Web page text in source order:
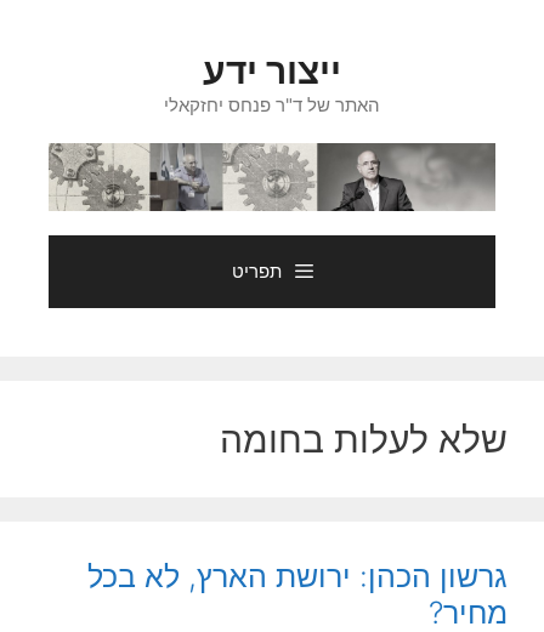
ייצור ידע
האתר של ד"ר פנחס יחזקאלי
תפריט
שלא לעלות בחומה
גרשון הכהן: ירושת הארץ, לא בכל
מחיר?